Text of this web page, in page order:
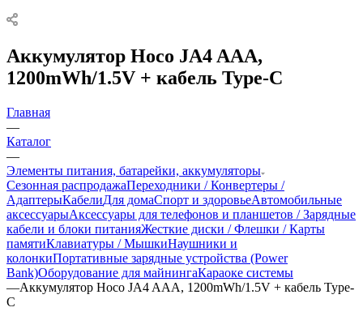
Аккумулятор Hoco JA4 AAA,
1200mWh/1.5V + кабель Type-C
Главная
—
Каталог
—
Элементы питания, батарейки, аккумуляторы
Сезонная распродажаПереходники / Конвертеры /
АдаптерыКабелиДля домаСпорт и здоровьеАвтомобильные
аксессуарыАксессуары для телефонов и планшетов / Зарядные
кабели и блоки питанияЖесткие диски / Флешки / Карты
памятиКлавиатуры / МышкиНаушники и
колонкиПортативные зарядные устройства (Power
Bank)Оборудование для майнингаКараоке системы
—Аккумулятор Hoco JA4 AAA, 1200mWh/1.5V + кабель Type-
C